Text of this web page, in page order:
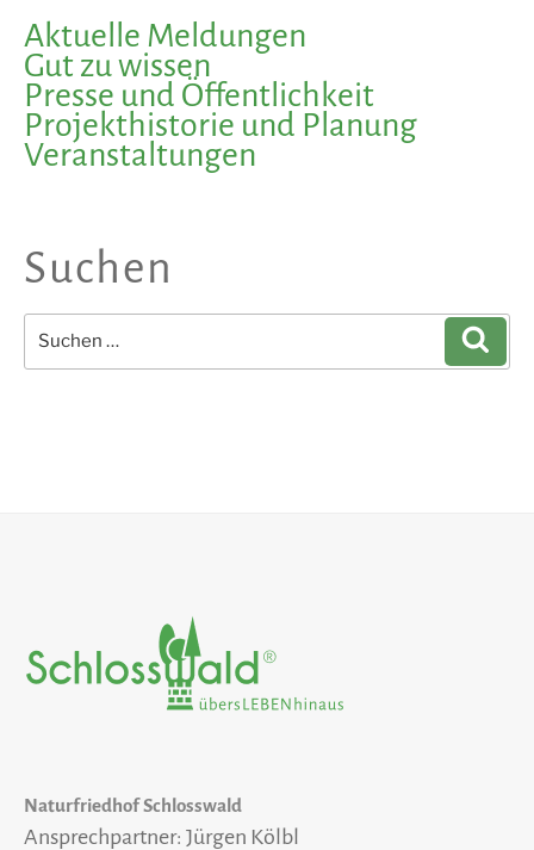
Aktuelle Meldungen
Gut zu wissen
Presse und Öffentlichkeit
Projekthistorie und Planung
Veranstaltungen
Suchen
Naturfriedhof Schlosswald
Ansprechpartner: Jürgen Kölbl